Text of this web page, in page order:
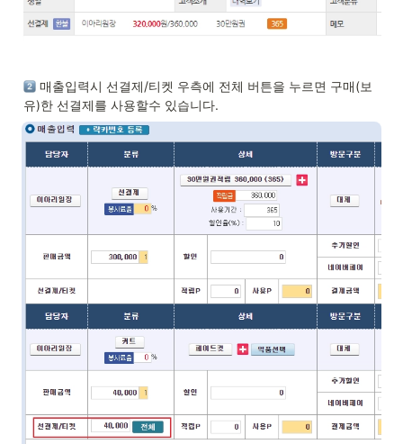
매출입력시 선결제/티켓 우측에 전체 버튼을 누르면 구매(보
유)한 선결제를 사용할수 있습니다.